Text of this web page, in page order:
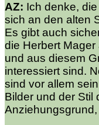
AZ: Ich denke,
sich an den alten
Es gibt auch
die Herbert
und aus diesem
interessiert sind.
sind vor allem
Bilder und der Stil